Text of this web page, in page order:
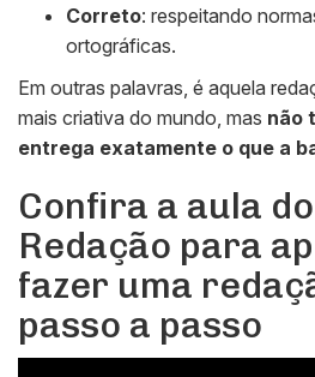
Correto: respeitando
ortográficas.
Em outras palavras, é aquela
mais criativa do mundo, mas não
entrega exatamente o que a
Confira a aula
Redação para
fazer uma
passo a passo